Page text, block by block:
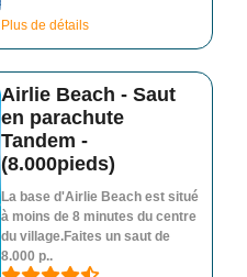
Plus de détails
Airlie Beach - Saut
en parachute
Tandem -
(8.000pieds)
La base d'Airlie Beach est situé
à moins de 8 minutes du centre
du village.Faites un saut de
8.000 p..